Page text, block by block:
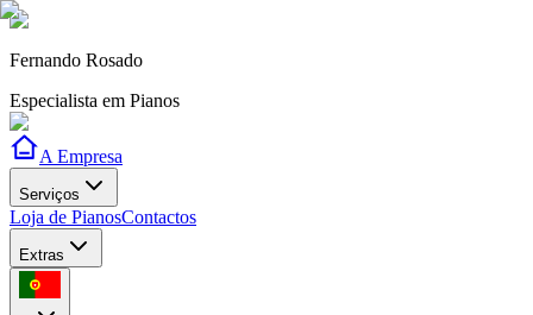
Fernando Rosado
Especialista em Pianos
A Empresa
Serviços
Loja de PianosContactos
Extras